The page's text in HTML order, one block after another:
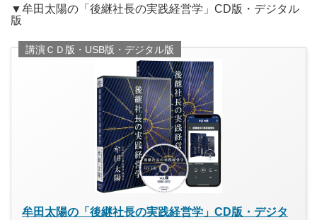
▼牟田太陽の「後継社長の実践経営学」CD版・デジタル
版
講演ＣＤ版・USB版・デジタル版
牟田太陽の「後継社長の実践経営学」CD版・デジタ